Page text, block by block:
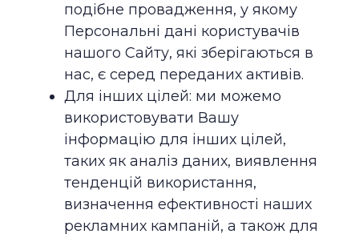
подібне провадження, у якому
Персональні дані користувачів
нашого Сайту, які зберігаються в
нас, є серед переданих активів.
Для інших цілей: ми можемо
використовувати Вашу
інформацію для інших цілей,
таких як аналіз даних, виявлення
тенденцій використання,
визначення ефективності наших
рекламних кампаній, а також для